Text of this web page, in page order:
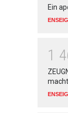
Ein
1 4